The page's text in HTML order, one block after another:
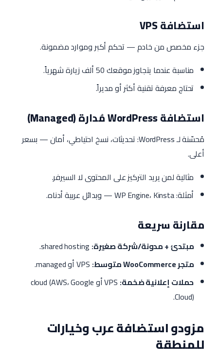
استضافة VPS
جزء مخصص من خادم — تحكم أكبر وموارد مضمونة.
مناسبة عندما يتجاوز موقعك 50 ألف زيارة شهرياً.
تحتاج معرفة تقنية أكثر أو مديراً.
استضافة WordPress مُدارة (Managed)
مُحسّنة لـ WordPress: تحديثات، نسخ احتياطي، أمان — بسعر
أعلى.
مثالية لمن يريد التركيز على المحتوى لا السيرفر.
أمثلة: WP Engine، Kinsta — وبدائل عربية أدناه.
مقارنة سريعة
مبتدئ + مدونة/شركة صغيرة:
متجر WooCommerce متوسط:
حملات إعلانية ضخمة:
VPS أو cloud (AWS، Google
Cloud).
مزودو استضافة عرب وخيارات
للمنطقة